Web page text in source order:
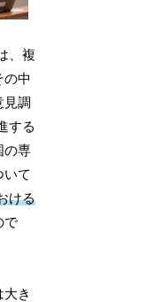
、複
の中
見調
する
の専
いて
ける
で
き